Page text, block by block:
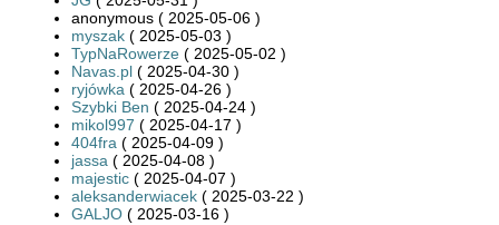
anonymous ( 2025-05-06 )
myszak ( 2025-05-03 )
TypNaRowerze ( 2025-05-02 )
Navas.pl ( 2025-04-30 )
ryjówka ( 2025-04-26 )
Szybki Ben ( 2025-04-24 )
mikol997 ( 2025-04-17 )
404fra ( 2025-04-09 )
jassa ( 2025-04-08 )
majestic ( 2025-04-07 )
aleksanderwiacek ( 2025-03-22 )
GALJO ( 2025-03-16 )